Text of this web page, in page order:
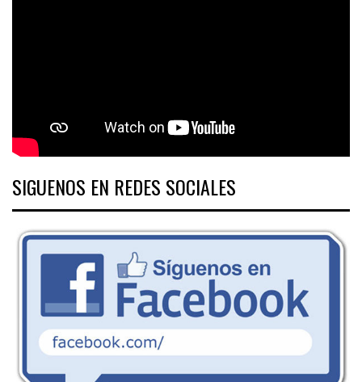
SIGUENOS EN REDES SOCIALES